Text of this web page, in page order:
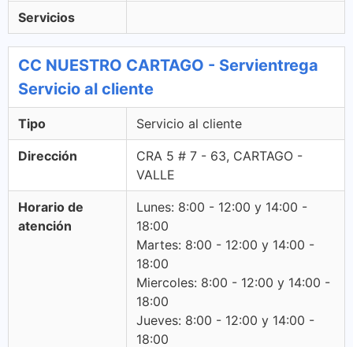
Servicios
CC NUESTRO CARTAGO - Servientrega
Servicio al cliente
Tipo Servicio al cliente
Dirección
CRA 5 # 7 - 63, CARTAGO -
VALLE
Horario de
atención
Lunes: 8:00 - 12:00 y 14:00 -
18:00
Martes: 8:00 - 12:00 y 14:00 -
18:00
Miercoles: 8:00 - 12:00 y 14:00 -
18:00
Jueves: 8:00 - 12:00 y 14:00 -
18:00